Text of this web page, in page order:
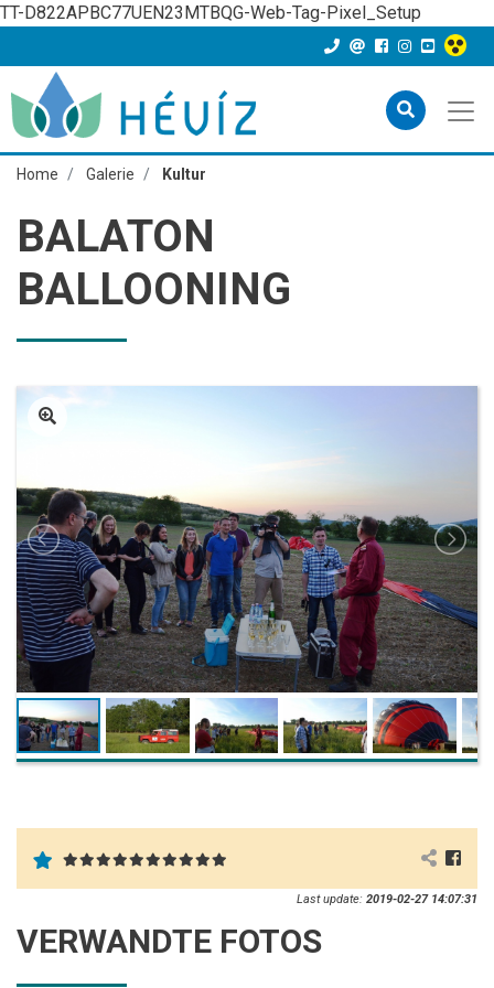
TT-D822APBC77UEN23MTBQG-Web-Tag-Pixel_Setup
Home Galerie Kultur
BALATON
BALLOONING
Last update: 2019-02-27 14:07:31
VERWANDTE FOTOS